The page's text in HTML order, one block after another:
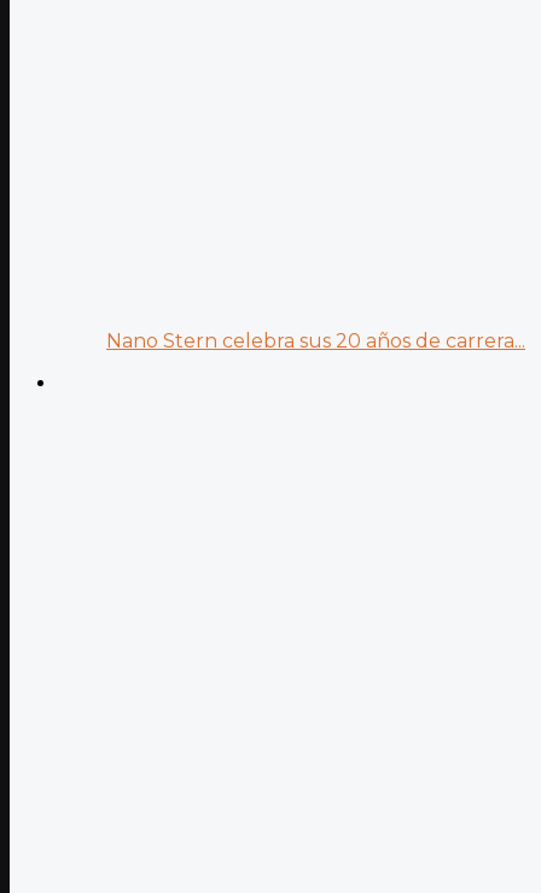
Nano Stern celebra sus 20 años de carrera...